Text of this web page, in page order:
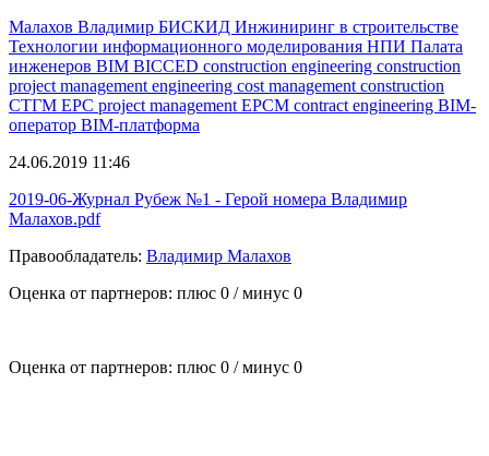
Малахов Владимир БИСКИД Инжиниринг в строительстве
Технологии информационного моделирования НПИ Палата
инженеров BIM BICCED construction engineering construction
project management engineering cost management construction
СТГМ EPC project management EPCM contract engineering BIM-
оператор BIM-платформа
24.06.2019 11:46
2019-06-Журнал Рубеж №1 - Герой номера Владимир
Малахов.pdf
Правообладатель: Владимир Малахов
Оценка от партнеров: плюс 0 / минус 0
Оценка от партнеров: плюс 0 / минус 0